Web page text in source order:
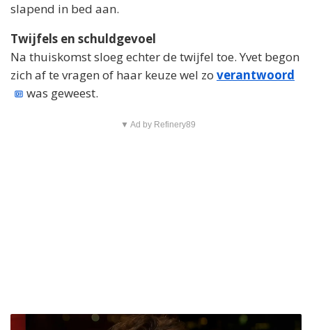
slapend in bed aan.
Twijfels en schuldgevoel
Na thuiskomst sloeg echter de twijfel toe. Yvet begon
zich af te vragen of haar keuze wel zo verantwoord
was geweest.
▼ Ad by Refinery89